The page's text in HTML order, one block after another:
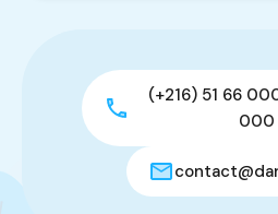
(+216) 51 66
000